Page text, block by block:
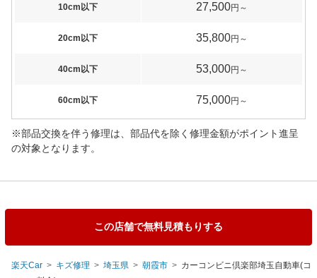
10cm以下 27,500円～
20cm以下 35,800円～
40cm以下 53,000円～
60cm以下 75,000円～
※部品交換を伴う修理は、部品代を除く修理金額がポイント進呈
の対象となります。
この店舗で無料見積もりする
楽天Car キズ修理 埼玉県 朝霞市
カーコンビニ倶楽部埼玉自動車(コ